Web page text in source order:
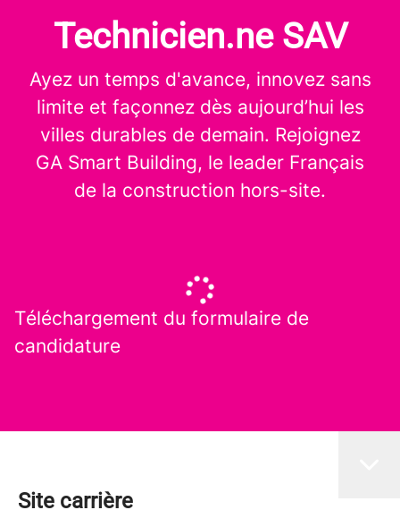
Technicien.ne SAV
Ayez un temps d'avance, innovez sans
limite et façonnez dès aujourd’hui les
villes durables de demain. Rejoignez
GA Smart Building, le leader Français
de la construction hors-site.
Téléchargement du formulaire de
candidature
Site carrière